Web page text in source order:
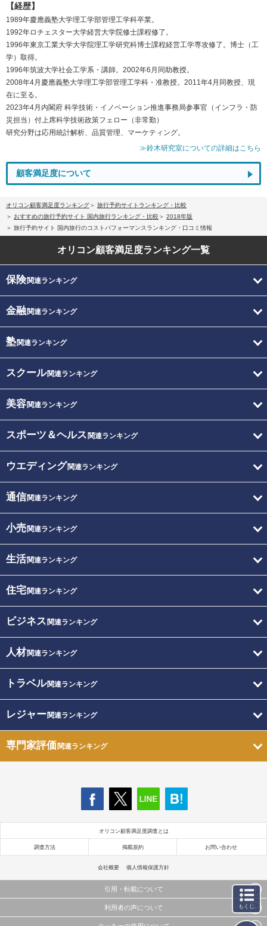
【経歴】
1989年慶應義塾大学理工学部管理工学科卒業。
1992年ロチェスター大学経営大学院修士課程修了。
1996年東京工業大学大学院理工学研究科博士課程経営工学専攻修了。博士（工
学）取得。
1996年筑波大学社会工学系・講師。2002年6月同助教授。
2008年4月慶應義塾大学理工学部管理工学科・准教授。2011年4月同教授、現
在に至る。
2023年4月内閣府 科学技術・イノベーション推進事務局参事官（インフラ・防
災担当）付上席科学技術政策フェロー（非常勤）
研究分野は応用統計解析、品質管理、マーケティング。
≫鈴木研究室についての詳細はこちら
顧客満足度について
オリコン顧客満足度ランキング
旅行予約サイトランキング・比較
おすすめの旅行予約サイト 国内旅行ランキング・比較
2018年版
旅行予約サイト 国内旅行のコストパフォーマンスランキング・口コミ情報
オリコン顧客満足度ランキング一覧
保険関連ランキング
金融関連ランキング
塾関連ランキング
スクール関連ランキング
美容関連ランキング
スポーツ＆ヘルス 関連ランキング
ウエディング関連ランキング
通信関連ランキング
小売関連ランキング
生活関連ランキング
住宅関連ランキング
ビジネス 関連ランキング
人材関連ランキング
トラベル関連ランキング
レジャー関連ランキング
専門家評価関連ランキング
オリコン顧客満足度調査とは
調査方法 掲載規約 お問い合わせ
会社概要 個人情報保護方針
引用・転載について
当サイトで公開されている情報（文字、写真、イラスト、画像データ等）及びこれらの配置・
利用者の声について もくじ